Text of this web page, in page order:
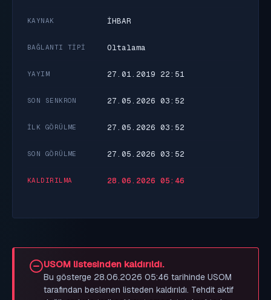
KAYNAK İHBAR
BAĞLANTI TIPI Oltalama
YAYIM 27.01.2019 22:51
SON SENKRON 27.05.2026 03:52
İLK GÖRÜLME 27.05.2026 03:52
SON GÖRÜLME 27.05.2026 03:52
KALDIRILMA 28.06.2026 05:46
USOM listesinden kaldırıldı.
Bu gösterge 28.06.2026 05:46 tarihinde USOM
tarafından beslenen listeden kaldırıldı. Tehdit aktif